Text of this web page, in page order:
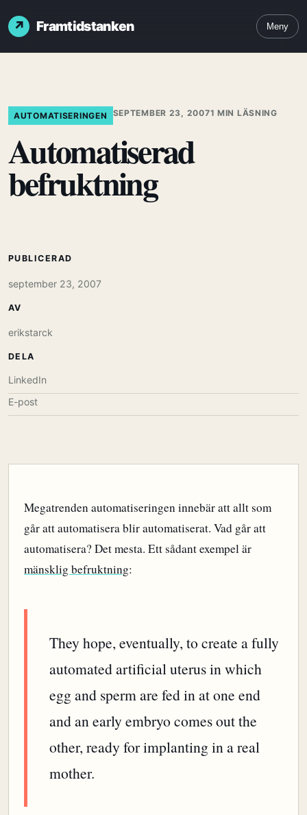
Framtidstanken Meny
AUTOMATISERINGEN SEPTEMBER 23, 20071 MIN LÄSNING
Automatiserad
befruktning
Megatrenden automatiseringen innebär att allt som
går att automatisera blir automatiserat. Vad går att
automatisera? Det mesta. Ett sådant exempel är
mänsklig befruktning:
They hope, eventually, to create a fully
automated artificial uterus in which
egg and sperm are fed in at one end
and an early embryo comes out the
other, ready for implanting in a real
mother.
PUBLICERAD
september 23, 2007
AV
erikstarck
DELA
LinkedIn
E-post